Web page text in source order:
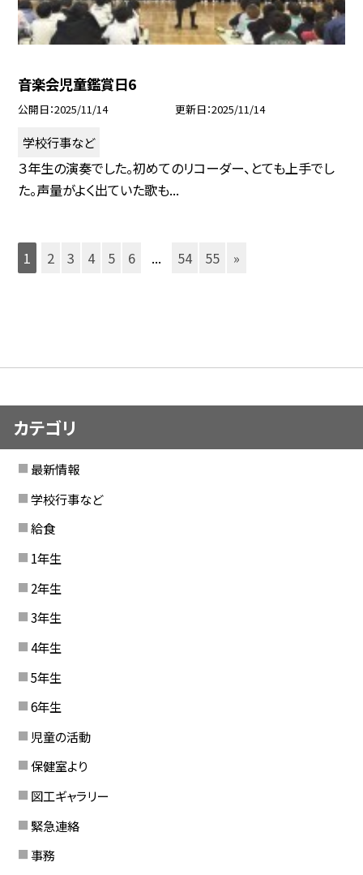
音楽会児童鑑賞日6
公開日 2025/11/14 更新日 2025/11/14
学校行事など
３年生の演奏でした。初めてのリコーダー、とても上手でし
た。声量がよく出ていた歌も...
1 2 3 4 5 6 ... 54 55 »
カテゴリ
最新情報
学校行事など
給食
1年生
2年生
3年生
4年生
5年生
6年生
児童の活動
保健室より
図工ギャラリー
緊急連絡
事務